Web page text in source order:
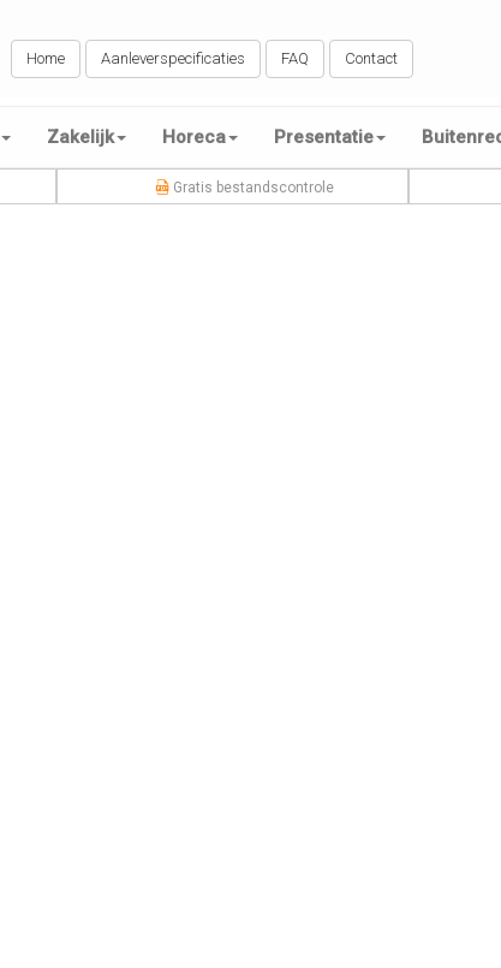
Home Aanleverspecificaties FAQ Contact
Zakelijk Horeca Presentatie
Gratis bestandscontrole